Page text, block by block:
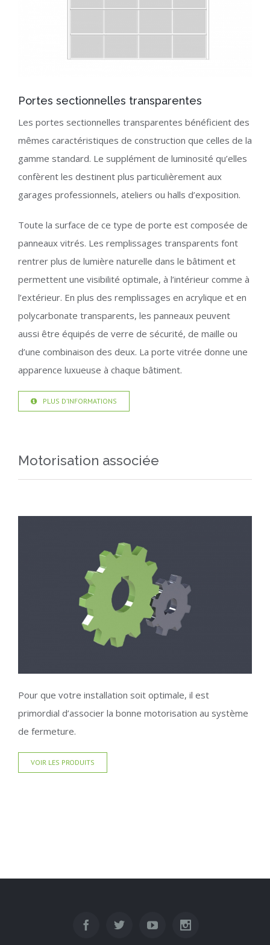
Portes sectionnelles transparentes
Les portes sectionnelles transparentes bénéficient des
mêmes caractéristiques de construction que celles de la
gamme standard. Le supplément de luminosité qu’elles
confèrent les destinent plus particulièrement aux
garages professionnels, ateliers ou halls d’exposition.
Toute la surface de ce type de porte est composée de
panneaux vitrés. Les remplissages transparents font
rentrer plus de lumière naturelle dans le bâtiment et
permettent une visibilité optimale, à l’intérieur comme à
l’extérieur. En plus des remplissages en acrylique et en
polycarbonate transparents, les panneaux peuvent
aussi être équipés de verre de sécurité, de maille ou
d’une combinaison des deux. La porte vitrée donne une
apparence luxueuse à chaque bâtiment.
PLUS D’INFORMATIONS
Motorisation associée
Pour que votre installation soit optimale, il est
primordial d’associer la bonne motorisation au système
de fermeture.
VOIR LES PRODUITS